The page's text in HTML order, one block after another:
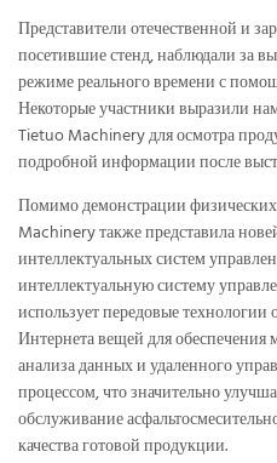
Представители отечественной и
посетившие стенд, наблюдали за
режиме реального времени с
Некоторые участники выразили
Tietuo Machinery для осмотра
подробной информации после
Помимо демонстрации
Machinery также представила
интеллектуальных систем
интеллектуальную систему
использует передовые
Интернета вещей для
анализа данных и удаленного
процессом, что значительно
обслуживание
качества готовой продукции.